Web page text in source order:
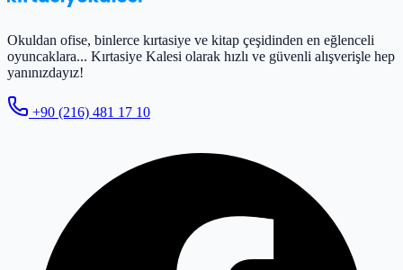
Okuldan ofise, binlerce kırtasiye ve kitap çeşidinden en eğlenceli
oyuncaklara... Kırtasiye Kalesi olarak hızlı ve güvenli alışverişle hep
yanınızdayız!
+90 (216) 481 17 10